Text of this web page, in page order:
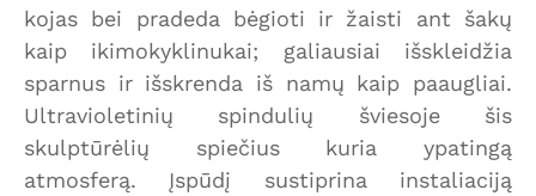
kojas bei pradeda bėgioti ir žaisti ant šakų
kaip ikimokyklinukai; galiausiai išskleidžia
sparnus ir išskrenda iš namų kaip paaugliai.
Ultravioletinių spindulių šviesoje šis
skulptūrėlių spiečius kuria ypatingą
atmosferą. Įspūdį sustiprina instaliaciją